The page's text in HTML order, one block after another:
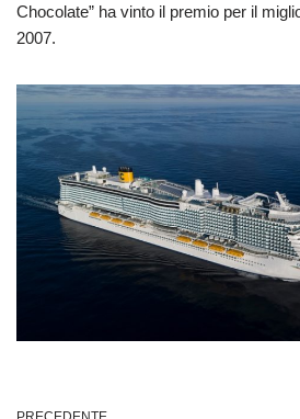
Chocolate” ha vinto il premio per il
2007.